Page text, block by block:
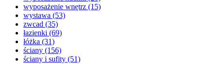
wyposażenie wnętrz (15)
wystawa (53)
zwcad (35)
łazienki (69)
łóżka (31)
ściany (156)
ściany i sufity (51)